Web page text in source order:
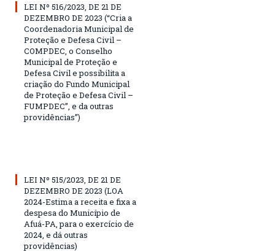
LEI Nº 516/2023, DE 21 DE
DEZEMBRO DE 2023 (“Cria a
Coordenadoria Municipal de
Proteção e Defesa Civil –
COMPDEC, o Conselho
Municipal de Proteção e
Defesa Civil e possibilita a
criação do Fundo Municipal
de Proteção e Defesa Civil –
FUMPDEC”, e da outras
providências”)
LEI Nº 515/2023, DE 21 DE
DEZEMBRO DE 2023 (LOA
2024-Estima a receita e fixa a
despesa do Município de
Afuá-PA, para o exercício de
2024, e dá outras
providências)